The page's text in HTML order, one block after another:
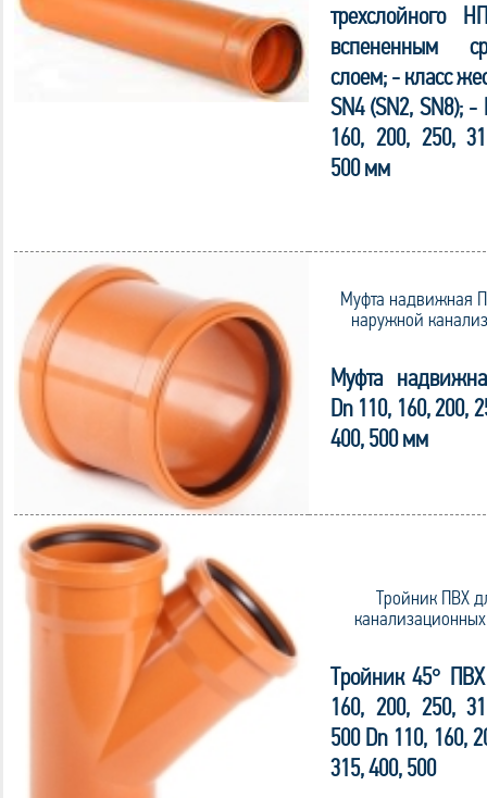
трехслойного
вспененным
слоем; - класс
SN4 (SN2, SN8); -
160, 200, 250,
500 мм
Муфта надвижная
наружной
Муфта
Dn 110, 160, 200,
400, 500 мм
Тройник ПВХ
Тройник 45°
160, 200, 250,
500 Dn 110, 160,
315, 400, 500